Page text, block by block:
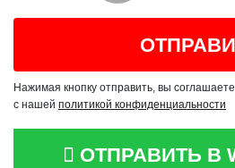
Нажимая кнопку отправить, вы
с нашей политикой конфиденциальности
ОТПРАВИТЬ В